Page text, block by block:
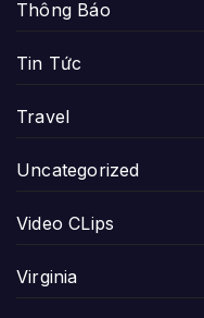
Thông Báo
Tin Tức
Travel
Uncategorized
Video CLips
Virginia